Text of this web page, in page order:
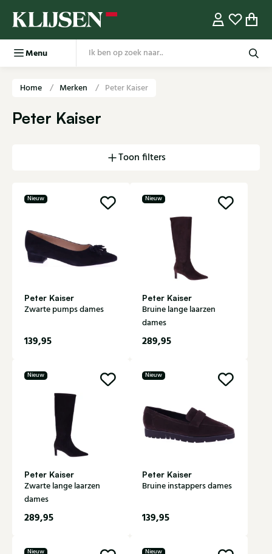
Menu
Home Merken Peter Kaiser
Peter Kaiser
Toon filters
Nieuw
Peter Kaiser
Zwarte pumps dames
139,95
Nieuw
Peter Kaiser
Bruine lange laarzen
dames
289,95
Nieuw
Peter Kaiser
Zwarte lange laarzen
dames
289,95
Nieuw
Peter Kaiser
Bruine instappers dames
139,95
Nieuw Nieuw